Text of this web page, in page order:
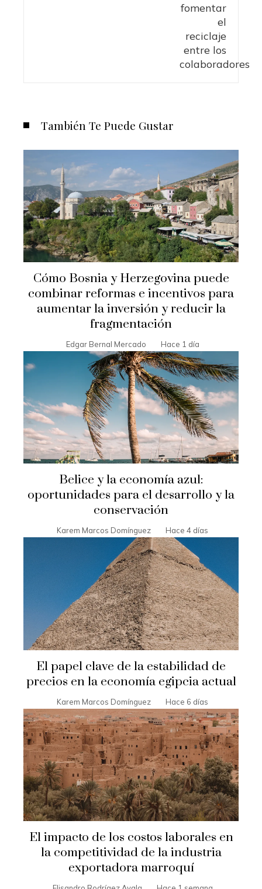
También Te Puede Gustar
Cómo Bosnia y Herzegovina puede
combinar reformas e incentivos para
aumentar la inversión y reducir la
fragmentación
Edgar Bernal Mercado Hace 1 día
Belice y la economía azul:
oportunidades para el desarrollo y la
conservación
Karem Marcos Domínguez Hace 4 días
El papel clave de la estabilidad de
precios en la economía egipcia actual
Karem Marcos Domínguez Hace 6 días
El impacto de los costos laborales en
la competitividad de la industria
exportadora marroquí